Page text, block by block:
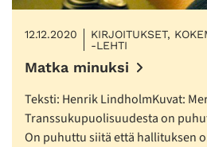
12.12.2020
KIRJOITUKSET,
-LEHTI
Matka minuksi
Teksti: Henrik LindholmKuvat:
Transsukupuolisuudesta on
On puhuttu siitä että hallituksen